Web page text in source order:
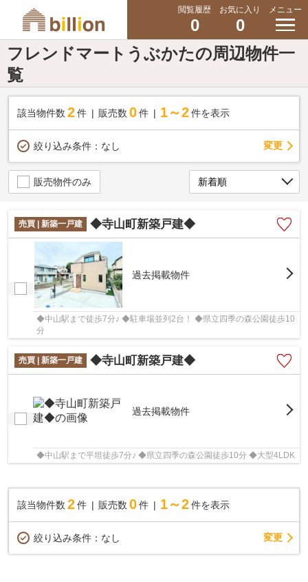
閲覧履歴
0
お気に入り
0
メニュー
フレンドマートうぶかたの周辺物件一
覧
該当物件数 2件 販売数 0 件 1～2 件を表示
絞り込み条件： なし 変更
販売物件のみ
売買 | 新築一戸建 ◆寺山町新築戸建◆
過去掲載物件
◆中山駅まで徒歩7分♪ ◆駐車場並列2台！ ◆県立四季の森公園徒歩10
分
売買 | 新築一戸建 ◆寺山町新築戸建◆
過去掲載物件
◆中山駅まで平坦徒歩7分♪ ◆県立四季の森公園徒歩10分 ◆大型4LDK
該当物件数 2件 販売数 0 件 1～2 件を表示
絞り込み条件： なし 変更